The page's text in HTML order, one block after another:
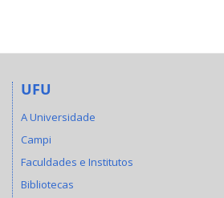
UFU
A Universidade
Campi
Faculdades e Institutos
Bibliotecas